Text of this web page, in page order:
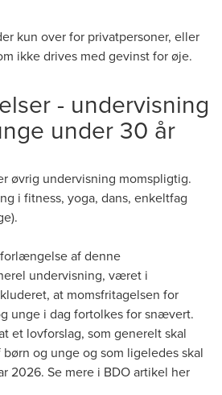
kun over for privatpersoner, eller
ikke drives med gevinst for øje.
- undervisning
under 30 år
øvrig undervisning momspligtig.
i fitness, yoga, dans, enkeltfag
af denne
undervisning, været i
at momsfritagelsen for
unge i dag fortolkes for snævert.
et lovforslag, som generelt skal
og unge og som ligeledes skal
2026. Se mere i BDO artikel her